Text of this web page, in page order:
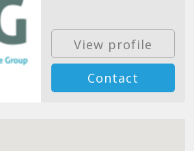
View profile
Contact